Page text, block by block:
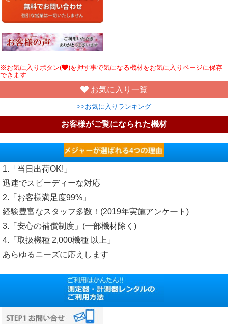
※お気に入りボタン(
)を押す事で気になる機材をお気に入りページに保存
できます
お気に入り一覧
>>お気に入りランキング
お客様がご覧になられた機材
1.「当日出荷OK!」
迅速でスピーディーな対応
2.「お客様満足度99%」
経験豊富なスタッフ多数！(2019年実施アンケート)
3.「安心の補償制度」(一部機材除く)
4.「取扱機種 2,000機種 以上」
あらゆるニーズに応えします